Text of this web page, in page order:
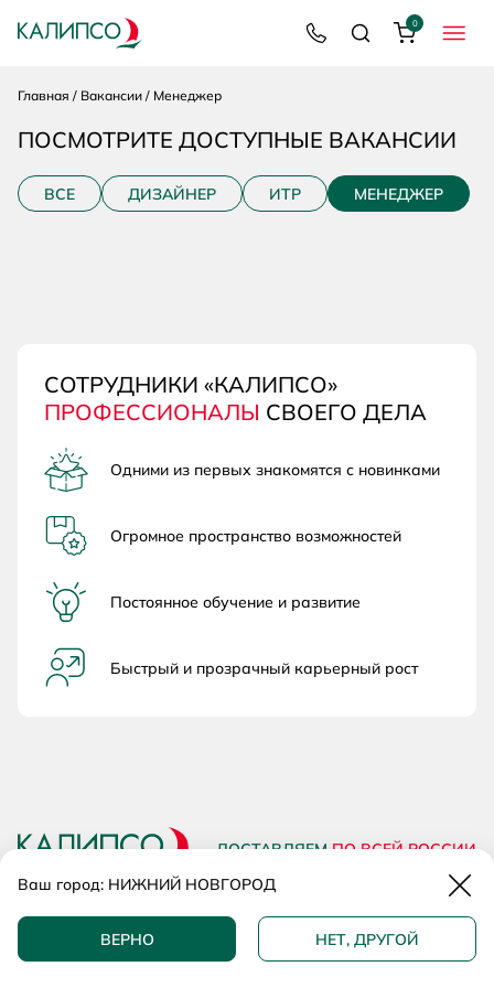
МЕНЮ
8 800 200 92 39
ПоискКорзина
0
Главная Вакансии Менеджер
ПОСМОТРИТЕ ДОСТУПНЫЕ ВАКАНСИИ
ВСЕ ДИЗАЙНЕР ИТР МЕНЕДЖЕР
СОТРУДНИКИ «КАЛИПСО»
ПРОФЕССИОНАЛЫ СВОЕГО ДЕЛА
Одними из первых знакомятся с новинками
Огромное пространство возможностей
Постоянное обучение и развитие
Быстрый и прозрачный карьерный рост
ДОСТАВЛЯЕМПО ВСЕЙ РОССИИ
КАТАЛОГ
Категории
КОМПАНИЯ
О компании
Ваш город: НИЖНИЙ НОВГОРОД
ВЕРНО НЕТ, ДРУГОЙ